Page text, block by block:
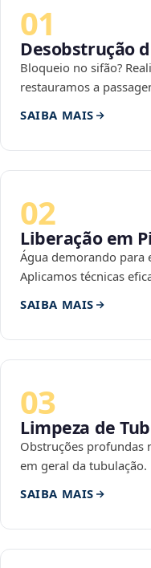
01
Desobstrução
Bloqueio no sifão?
restauramos a
SAIBA MAIS
02
Liberação em
Água demorando para
Aplicamos técnicas
SAIBA MAIS
03
Limpeza de
Obstruções profundas
em geral da tubulação.
SAIBA MAIS